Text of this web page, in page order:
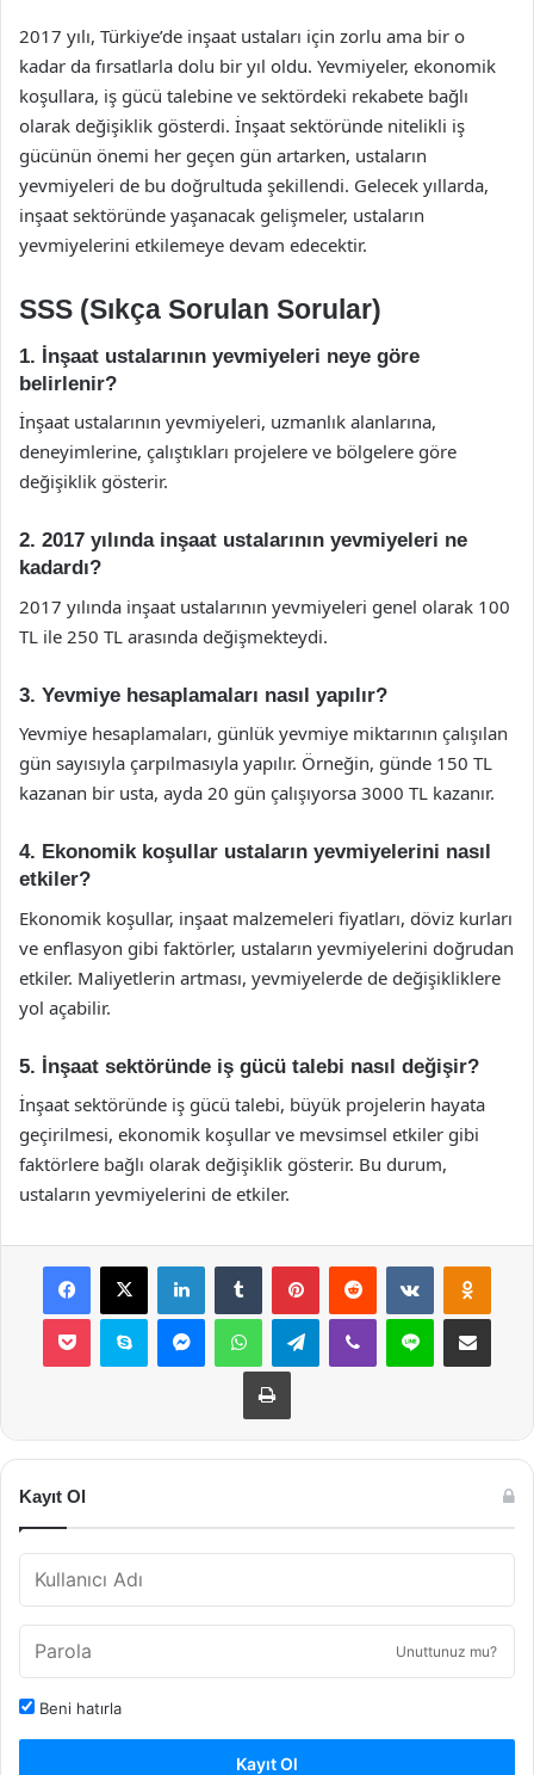
2017 yılı, Türkiye’de inşaat ustaları için zorlu ama bir o
kadar da fırsatlarla dolu bir yıl oldu. Yevmiyeler, ekonomik
koşullara, iş gücü talebine ve sektördeki rekabete bağlı
olarak değişiklik gösterdi. İnşaat sektöründe nitelikli iş
gücünün önemi her geçen gün artarken, ustaların
yevmiyeleri de bu doğrultuda şekillendi. Gelecek yıllarda,
inşaat sektöründe yaşanacak gelişmeler, ustaların
yevmiyelerini etkilemeye devam edecektir.
SSS (Sıkça Sorulan Sorular)
1. İnşaat ustalarının yevmiyeleri neye göre
belirlenir?
İnşaat ustalarının yevmiyeleri, uzmanlık alanlarına,
deneyimlerine, çalıştıkları projelere ve bölgelere göre
değişiklik gösterir.
2. 2017 yılında inşaat ustalarının yevmiyeleri ne
kadardı?
2017 yılında inşaat ustalarının yevmiyeleri genel olarak 100
TL ile 250 TL arasında değişmekteydi.
3. Yevmiye hesaplamaları nasıl yapılır?
Yevmiye hesaplamaları, günlük yevmiye miktarının çalışılan
gün sayısıyla çarpılmasıyla yapılır. Örneğin, günde 150 TL
kazanan bir usta, ayda 20 gün çalışıyorsa 3000 TL kazanır.
4. Ekonomik koşullar ustaların yevmiyelerini nasıl
etkiler?
Ekonomik koşullar, inşaat malzemeleri fiyatları, döviz kurları
ve enflasyon gibi faktörler, ustaların yevmiyelerini doğrudan
etkiler. Maliyetlerin artması, yevmiyelerde de değişikliklere
yol açabilir.
5. İnşaat sektöründe iş gücü talebi nasıl değişir?
İnşaat sektöründe iş gücü talebi, büyük projelerin hayata
geçirilmesi, ekonomik koşullar ve mevsimsel etkiler gibi
faktörlere bağlı olarak değişiklik gösterir. Bu durum,
ustaların yevmiyelerini de etkiler.
Facebook
X LinkedInTumblr PinterestReddit VKontakte
Pocket Skype MessengerWhatsAppTelegramViber Line E-Posta ile
Yazdır
Kayıt Ol
Unuttunuz mu?
Beni hatırla
Kayıt Ol